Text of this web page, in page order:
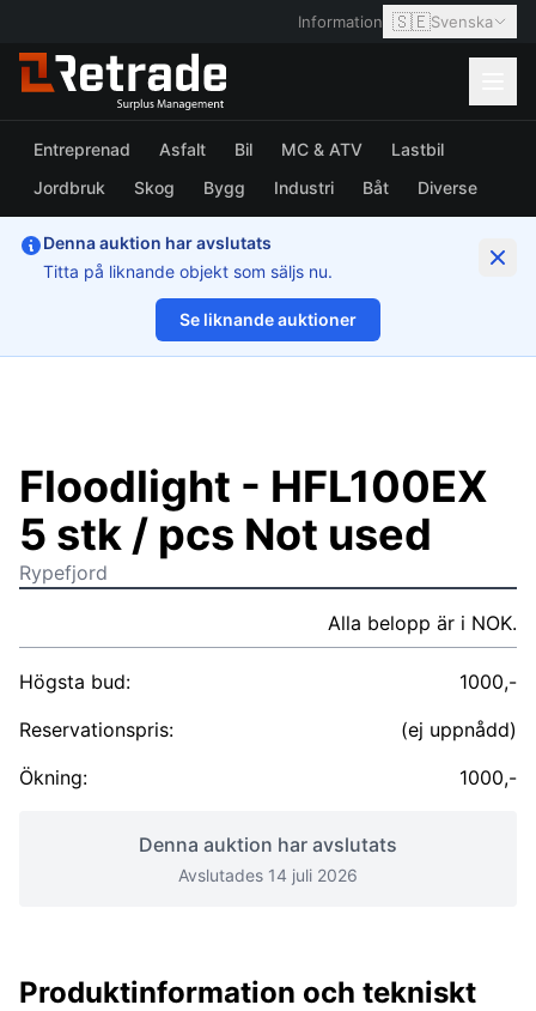
Information 🇸🇪Svenska
Entreprenad Asfalt Bil MC & ATV
Lastbil
Jordbruk
Skog Bygg Industri Båt Diverse
Denna auktion har avslutats
Titta på liknande objekt som säljs nu.
Se liknande auktioner
1/3
Floodlight - HFL100EX
5 stk / pcs Not used
Rypefjord
Alla belopp är i NOK.
Högsta bud:
1000,-
Reservationspris:
(ej uppnådd)
Ökning:
1000,-
Denna auktion har avslutats
Avslutades 14 juli 2026
Produktinformation och tekniskt